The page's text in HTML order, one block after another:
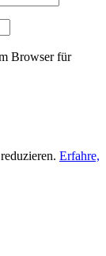
Browser für
Erfahre,